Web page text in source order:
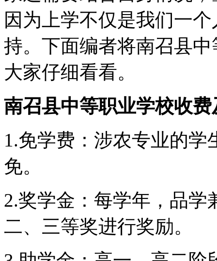
因为上学不仅是我们一
持。下面编者将南召县
大家仔细看看。
南召县中等职业学校收
1.免学费：涉农专业的
免。
2.奖学金：每学年，品学
二、三等奖进行奖励。